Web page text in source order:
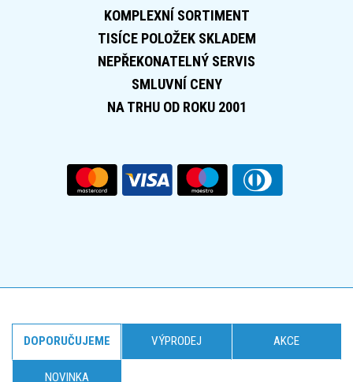
KOMPLEXNÍ SORTIMENT
TISÍCE POLOŽEK SKLADEM
NEPŘEKONATELNÝ SERVIS
SMLUVNÍ CENY
NA TRHU OD ROKU 2001
DOPORUČUJEME VÝPRODEJ AKCE
NOVINKA